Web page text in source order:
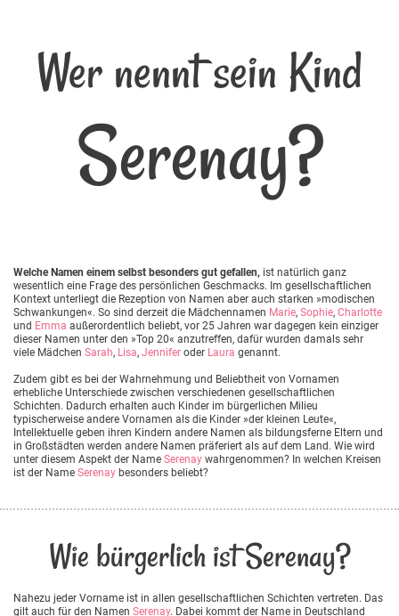
Wer nennt sein Kind
Serenay?
Welche Namen einem selbst besonders gut gefallen, ist natürlich ganz
wesentlich eine Frage des persönlichen Geschmacks. Im gesellschaftlichen
Kontext unterliegt die Rezeption von Namen aber auch starken »modischen
Schwankungen«. So sind derzeit die Mädchennamen Marie, Sophie, Charlotte
und Emma außerordentlich beliebt, vor 25 Jahren war dagegen kein einziger
dieser Namen unter den »Top 20« anzutreffen, dafür wurden damals sehr
viele Mädchen Sarah, Lisa, Jennifer oder Laura genannt.
Zudem gibt es bei der Wahrnehmung und Beliebtheit von Vornamen
erhebliche Unterschiede zwischen verschiedenen gesellschaftlichen
Schichten. Dadurch erhalten auch Kinder im bürgerlichen Milieu
typischerweise andere Vornamen als die Kinder »der kleinen Leute«,
Intellektuelle geben ihren Kindern andere Namen als bildungsferne Eltern und
in Großstädten werden andere Namen präferiert als auf dem Land. Wie wird
unter diesem Aspekt der Name Serenay wahrgenommen? In welchen Kreisen
ist der Name Serenay besonders beliebt?
Wie bürgerlich ist Serenay?
Nahezu jeder Vorname ist in allen gesellschaftlichen Schichten vertreten. Das
gilt auch für den Namen Serenay. Dabei kommt der Name in Deutschland